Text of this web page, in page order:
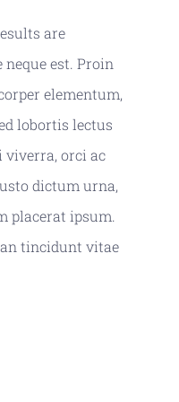
are
est. Proin
elementum,
lobortis lectus
viverra, orci ac
dictum urna,
placerat ipsum.
tincidunt vitae